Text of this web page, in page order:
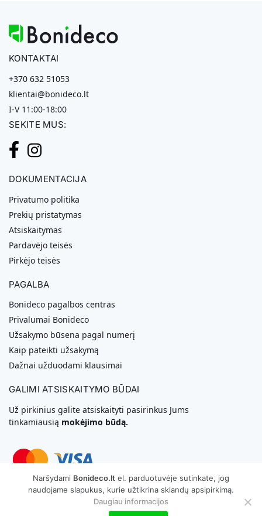
KONTAKTAI
+370 632 51053
klientai@bonideco.lt
I-V 11:00-18:00
SEKITE MUS:
DOKUMENTACIJA
Privatumo politika
Prekių pristatymas
Atsiskaitymas
Pardavėjo teisės
Pirkėjo teisės
PAGALBA
Bonideco pagalbos centras
Privalumai Bonideco
Užsakymo būsena pagal numerį
Kaip pateikti užsakymą
Dažnai užduodami klausimai
GALIMI ATSISKAITYMO BŪDAI
Už pirkinius galite atsiskaityti pasirinkus Jums
tinkamiausią mokėjimo būdą.
Svetainių Kūrimas
Naršydami Bonideco.lt el. parduotuvėje sutinkate, jog
naudojame slapukus, kurie užtikrina sklandų apsipirkimą.
Daugiau informacijos